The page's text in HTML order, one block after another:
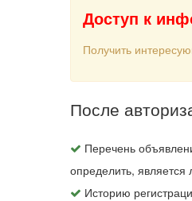
Доступ к
Получить
После
Перечень
определить,
Историю